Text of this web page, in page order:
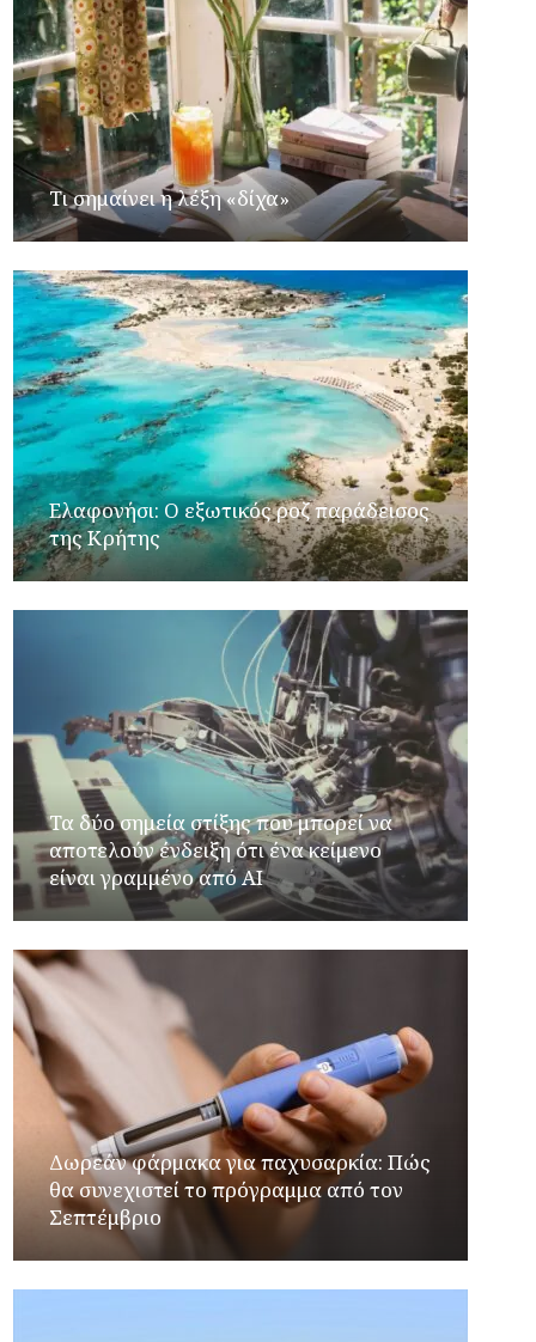
Τι σημαίνει η λέξη «δίχα»
Ελαφονήσι: Ο εξωτικός ροζ παράδεισος
της Κρήτης
Τα δύο σημεία στίξης που μπορεί να
αποτελούν ένδειξη ότι ένα κείμενο
είναι γραμμένο από AI
Δωρεάν φάρμακα για παχυσαρκία: Πώς
θα συνεχιστεί το πρόγραμμα από τον
Σεπτέμβριο